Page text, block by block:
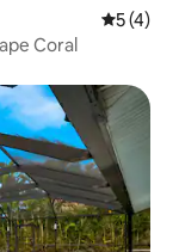
5 (4)
Coral